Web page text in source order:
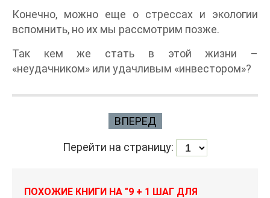
Конечно, можно еще о стрессах и экологии
вспомнить, но их мы рассмотрим позже.
Так кем же стать в этой жизни –
«неудачником» или удачливым «инвестором»?
ВПЕРЕД
Перейти на страницу:
ПОХОЖИЕ КНИГИ НА "9 + 1 ШАГ ДЛЯ